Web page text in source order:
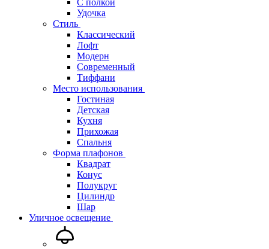
С полкой
Удочка
Стиль
Классический
Лофт
Модерн
Современный
Тиффани
Место использования
Гостиная
Детская
Кухня
Прихожая
Спальня
Форма плафонов
Квадрат
Конус
Полукруг
Цилиндр
Шар
Уличное освещение